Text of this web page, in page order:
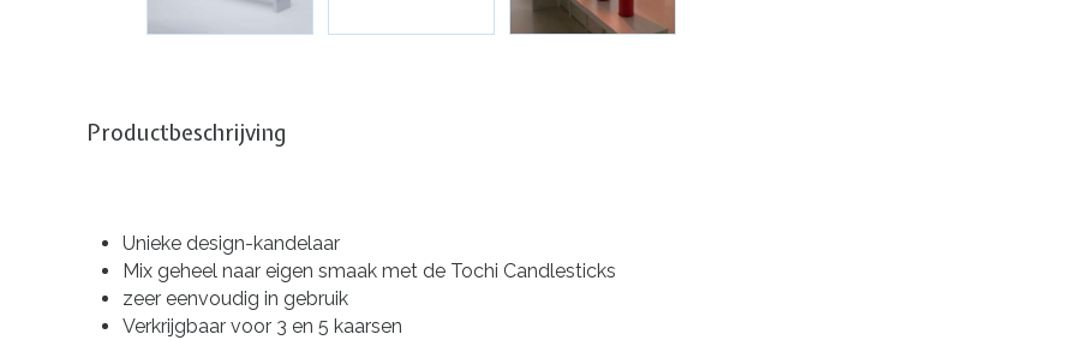
Productbeschrijving
Unieke design-kandelaar
Mix geheel naar eigen smaak met de Tochi Candlesticks
zeer eenvoudig in gebruik
Verkrijgbaar voor 3 en 5 kaarsen